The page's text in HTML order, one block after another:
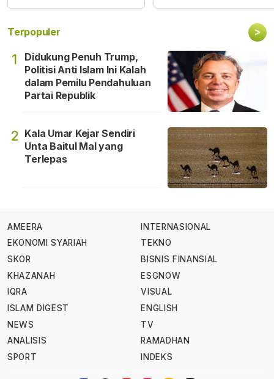
Terpopuler >
1
Didukung Penuh Trump,
Politisi Anti Islam Ini Kalah
dalam Pemilu Pendahuluan
Partai Republik
2 Kala Umar Kejar Sendiri
Unta Baitul Mal yang
Terlepas
AMEERA
EKONOMI SYARIAH
SKOR
KHAZANAH
IQRA
ISLAM DIGEST
NEWS
ANALISIS
SPORT
INTERNASIONAL
TEKNO
BISNIS FINANSIAL
ESGNOW
VISUAL
ENGLISH
TV
RAMADHAN
INDEKS